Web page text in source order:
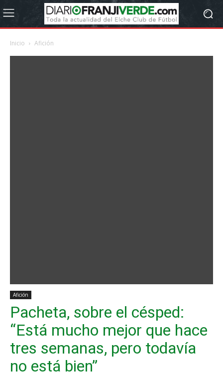
Inicio Afición
Afición
Pacheta, sobre el césped:
“Está mucho mejor que hace
tres semanas, pero todavía
no está bien”